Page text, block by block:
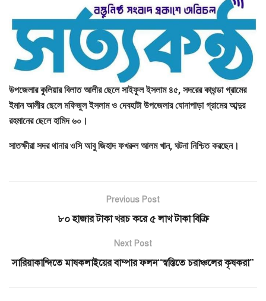
উপজেলার কুলিয়ার বিলাত আলীর ছেলে সাইফুল ইসলাম ৪৫, সদরের কাথন্ডা গ্রামের
ইমান আলীর ছেলে মফিজুল ইসলাম ও দেবহাটা উপজেলার ঘোনাপাড়া গ্রামের আব্দুর
রহমানের ছেলে হামিদ ৬০।
সাতক্ষীরা সদর থানার ওসি আবু জিহাদ ফখরুল আলম খান, ঘটনা নিশ্চিত করছেন।
Previous Post
৮০ হাজার টাকা খরচ করে ৫ লাখ টাকা বিক্রি
Next Post
সারিয়াকান্দিতে মাষকলাইয়ের বাম্পার ফলন‘‘স্বস্তিতে চরাঞ্চলের কৃষকরা”